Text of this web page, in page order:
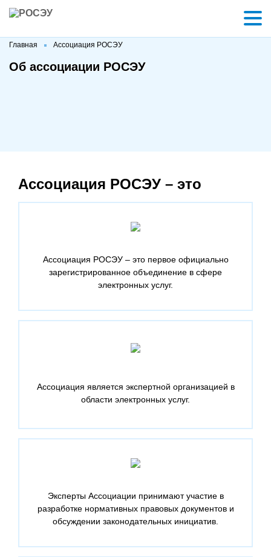
Главная Ассоциация РОСЭУ
Об ассоциации РОСЭУ
Ассоциация РОСЭУ – это
Ассоциация РОСЭУ – это первое официально
зарегистрированное объединение в сфере
электронных услуг.
Ассоциация является экспертной организацией в
области электронных услуг.
Эксперты Ассоциации принимают участие в
разработке нормативных правовых документов и
обсуждении законодательных инициатив.